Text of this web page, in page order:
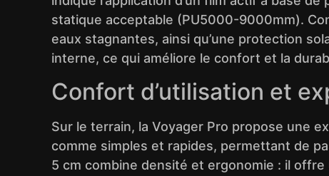
statique acceptable (PU5000-9000mm).
eaux stagnantes, ainsi qu’une protection
interne, ce qui améliore le confort et la
Confort d’utilisation et
Sur le terrain, la Voyager Pro propose une
comme simples et rapides, permettant de
5 cm combine densité et ergonomie : il